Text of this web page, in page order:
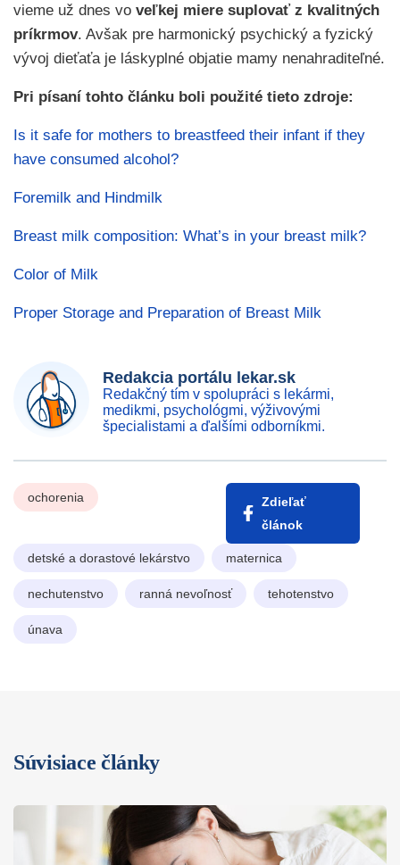
vieme už dnes vo veľkej miere suplovať z kvalitných
príkrmov. Avšak pre harmonický psychický a fyzický
vývoj dieťaťa je láskyplné objatie mamy nenahraditeľné.
Pri písaní tohto článku boli použité tieto zdroje:
Is it safe for mothers to breastfeed their infant if they
have consumed alcohol?
Foremilk and Hindmilk
Breast milk composition: What’s in your breast milk?
Color of Milk
Proper Storage and Preparation of Breast Milk
Redakcia portálu lekar.sk
Redakčný tím v spolupráci s lekármi,
medikmi, psychológmi, výživovými
špecialistami a ďalšími odborníkmi.
ochorenia
Zdieľať
článok
detské a dorastové lekárstvo maternica
nechutenstvo ranná nevoľnosť tehotenstvo
únava
Súvisiace články